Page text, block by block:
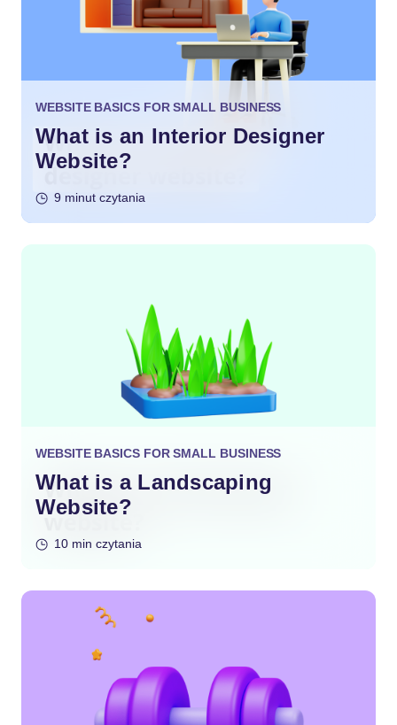
WEBSITE BASICS FOR SMALL BUSINESS
What is an Interior Designer
Website?
9 minut czytania
WEBSITE BASICS FOR SMALL BUSINESS
What is a Landscaping
Website?
10 min czytania